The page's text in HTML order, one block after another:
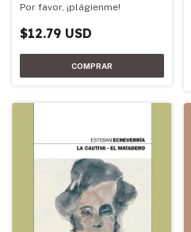
Por favor, ¡plágienme!
$12.79 USD